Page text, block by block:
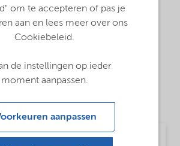
T25 - NA (English)
om te accepteren of pas je
aan en lees meer over ons
Cookiebeleid.
de instellingen op ieder
moment aanpassen.
aanpassen